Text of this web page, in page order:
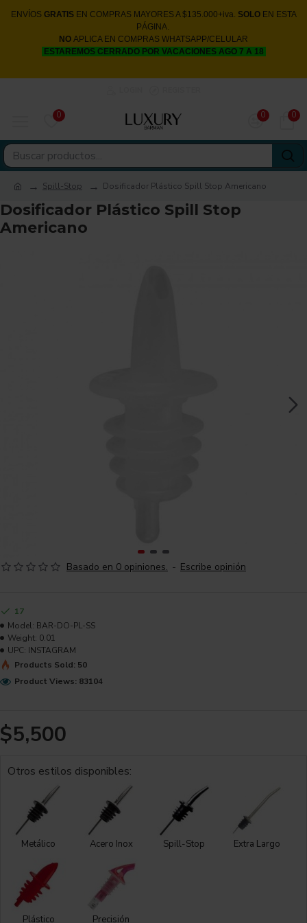
ENVÍOS GRATISEN COMPRAS MAYORES A $135.000+iva. SOLOEN ESTA
PÁGINA.
NO APLICA EN COMPRAS WHATSAPP/CELULAR
ESTAREMOS CERRADO POR VACACIONES AGO 7 A 18
0 0 0
Spill-Stop Dosificador Plástico Spill Stop Americano
Dosificador Plástico Spill Stop
Americano
Basado en 0 opiniones. - Escribe opinión
$5,500
17
Model: BAR-DO-PL-SS
Weight: 0.01
UPC: INSTAGRAM
Products Sold: 50
Product Views: 83104
Otros estilos disponibles:
Metálico Acero Inox Spill-Stop Extra Largo
Plástico Precisión